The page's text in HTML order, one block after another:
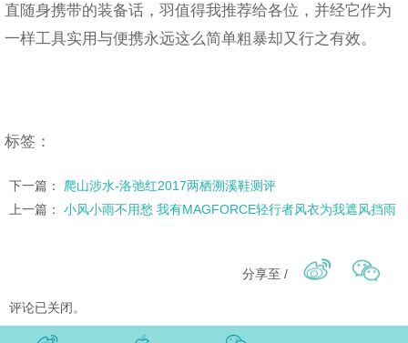
直随身携带的装备话，羽值得我推荐给各位，并经它作为
一样工具实用与便携永远这么简单粗暴却又行之有效。
标签：
下一篇： 爬山涉水-洛弛红2017两栖溯溪鞋测评
上一篇： 小风小雨不用愁 我有MAGFORCE轻行者风衣为我遮风挡雨
分享至 /
评论已关闭。